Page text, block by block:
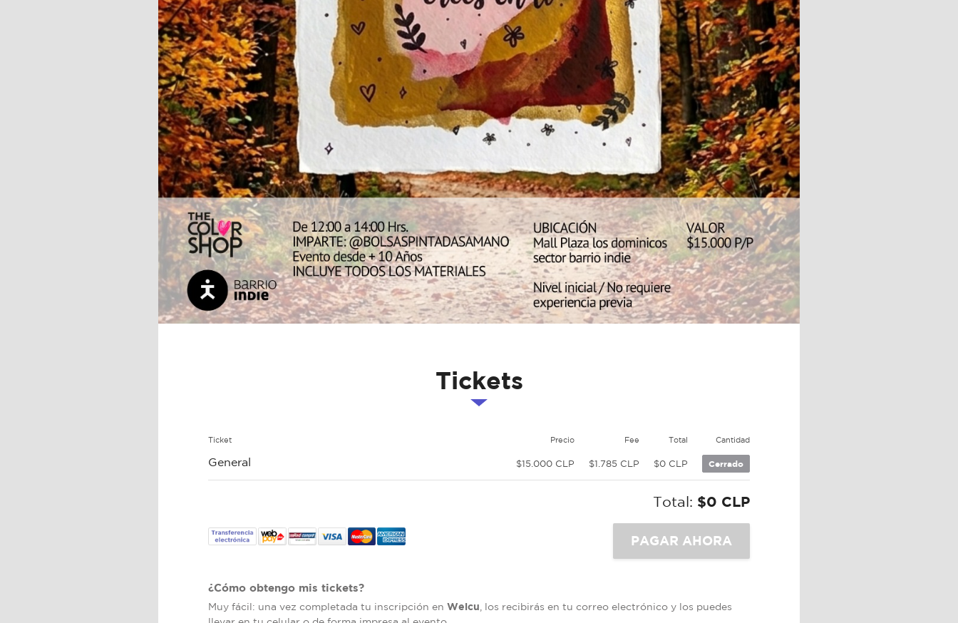
Tickets
Ticket Precio Fee Total Cantidad
General $15.000 CLP $1.785 CLP $0 CLP Cerrado
Total: $0 CLP
¿Cómo obtengo mis tickets?
Muy fácil: una vez completada tu inscripción en Welcu , los recibirás en tu correo electrónico y los puedes